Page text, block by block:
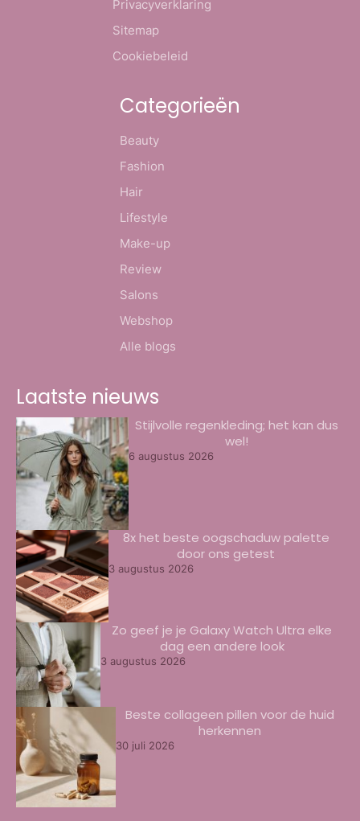
Privacyverklaring
Sitemap
Cookiebeleid
Categorieën
Beauty
Fashion
Hair
Lifestyle
Make-up
Review
Salons
Webshop
Alle blogs
Laatste nieuws
Stijlvolle regenkleding; het kan dus
wel!
6 augustus 2026
8x het beste oogschaduw palette
door ons getest
3 augustus 2026
Zo geef je je Galaxy Watch Ultra elke
dag een andere look
3 augustus 2026
Beste collageen pillen voor de huid
herkennen
30 juli 2026